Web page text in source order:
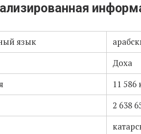
язык
Доха
11 586
2 638